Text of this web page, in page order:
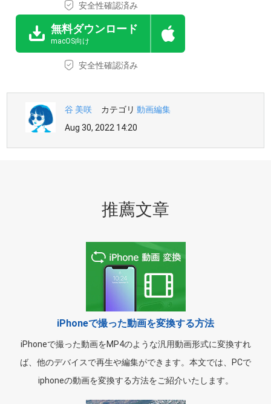
安全性確認済み
無料ダウンロード
macOS向け
安全性確認済み
谷 美咲 カテゴリ動画編集
Aug 30, 2022 14:20
推薦文章
iPhoneで撮った動画を変換する方法
iPhoneで撮った動画をMP4のような汎用動画形式に変換すれ
ば、他のデバイスで再生や編集ができます。本文では、PCで
iphoneの動画を変換する方法をご紹介いたします。